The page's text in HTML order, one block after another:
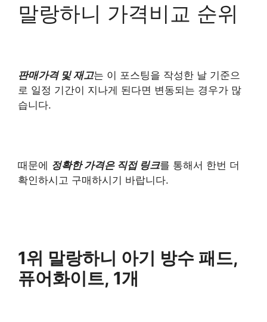
말랑하니 가격비교 순위
판매가격 및 재고는 이 포스팅을 작성한 날 기준으
로 일정 기간이 지나게 된다면 변동되는 경우가 많
습니다.
때문에 정확한 가격은 직접 링크를 통해서 한번 더
확인하시고 구매하시기 바랍니다.
1위 말랑하니 아기 방수 패드,
퓨어화이트, 1개